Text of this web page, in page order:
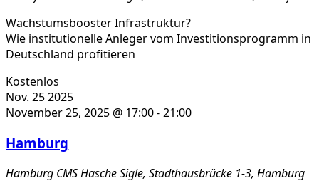
Wachstumsbooster Infrastruktur?
Wie institutionelle Anleger vom Investitionsprogramm in
Deutschland profitieren
Kostenlos
Nov. 252025
November 25, 2025 @ 17:00-21:00
Hamburg
Hamburg CMS Hasche Sigle, Stadthausbrücke 1-3, Hamburg